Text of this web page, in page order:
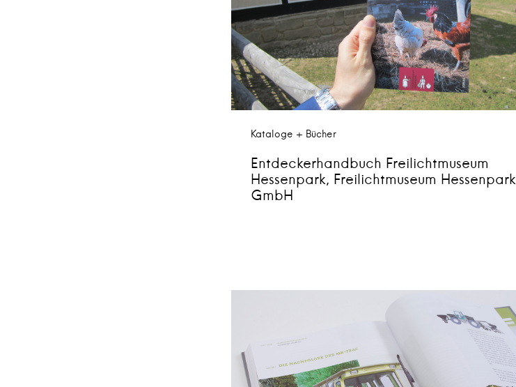
Kataloge + Bücher
Entdeckerhandbuch Freilichtmuseum
Hessenpark, Freilichtmuseum Hessenpark
GmbH